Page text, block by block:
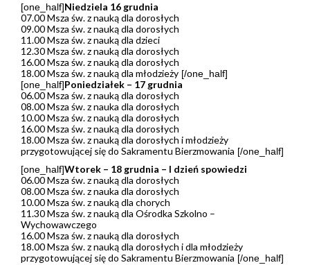
[one_half]Niedziela 16 grudnia
07.00 Msza św. z nauką dla dorosłych
09.00 Msza św. z nauką dla dorosłych
11.00 Msza św. z nauką dla dzieci
12.30 Msza św. z nauką dla dorosłych
16.00 Msza św. z nauką dla dorosłych
18.00 Msza św. z nauką dla młodzieży [/one_half]
[one_half]Poniedziałek – 17 grudnia
06.00 Msza św. z nauką dla dorosłych
08.00 Msza św. z nauka dla dorosłych
10.00 Msza św. z nauką dla dorosłych
16.00 Msza św. z nauką dla dorosłych
18.00 Msza św. z nauką dla dorosłych i młodzieży
przygotowującej się do Sakramentu Bierzmowania [/one_half]
[one_half]Wtorek – 18 grudnia – I dzień spowiedzi
06.00 Msza św. z nauką dla dorosłych
08.00 Msza św. z nauka dla dorosłych
10.00 Msza św. z nauką dla chorych
11.30 Msza św. z nauką dla Ośrodka Szkolno –
Wychowawczego
16.00 Msza św. z nauką dla dorosłych
18.00 Msza św. z nauką dla dorosłych i dla młodzieży
przygotowującej się do Sakramentu Bierzmowania [/one_half]